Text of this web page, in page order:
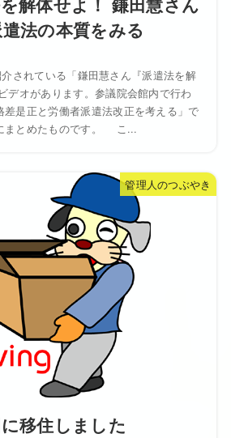
法の本質をみる
されている「鎌田慧さん『派遣法を解
デオがあります。参議院会館内で行わ
是正と労働者派遣法改正を考える」で
まとめたものです。 こ...
管理人のつぶやき
移住しました